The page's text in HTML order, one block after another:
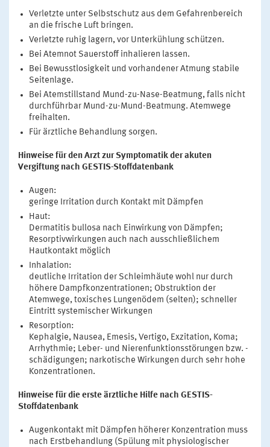
Verletzte unter Selbstschutz aus dem Gefahrenbereich
an die frische Luft bringen.
Verletzte ruhig lagern, vor Unterkühlung schützen.
Bei Atemnot Sauerstoff inhalieren lassen.
Bei Bewusstlosigkeit und vorhandener Atmung stabile
Seitenlage.
Bei Atemstillstand Mund-zu-Nase-Beatmung, falls nicht
durchführbar Mund-zu-Mund-Beatmung. Atemwege
freihalten.
Für ärztliche Behandlung sorgen.
Hinweise für den Arzt zur Symptomatik der akuten
Vergiftung nach GESTIS-Stoffdatenbank
Augen:
geringe Irritation durch Kontakt mit Dämpfen
Haut:
Dermatitis bullosa nach Einwirkung von Dämpfen;
Resorptivwirkungen auch nach ausschließlichem
Hautkontakt möglich
Inhalation:
deutliche Irritation der Schleimhäute wohl nur durch
höhere Dampfkonzentrationen; Obstruktion der
Atemwege, toxisches Lungenödem (selten); schneller
Eintritt systemischer Wirkungen
Resorption:
Kephalgie, Nausea, Emesis, Vertigo, Exzitation, Koma;
Arrhythmie; Leber- und Nierenfunktionsstörungen bzw. -
schädigungen; narkotische Wirkungen durch sehr hohe
Konzentrationen.
Hinweise für die erste ärztliche Hilfe nach GESTIS-
Stoffdatenbank
Augenkontakt mit Dämpfen höherer Konzentration muss
nach Erstbehandlung (Spülung mit physiologischer